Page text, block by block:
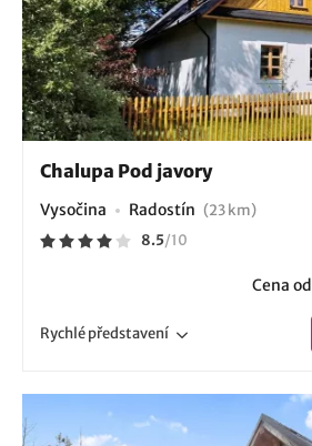
Chalupa Pod javory
Vysočina Radostín (23 km)
8.5/10
Cena od
Rychlépředstavení